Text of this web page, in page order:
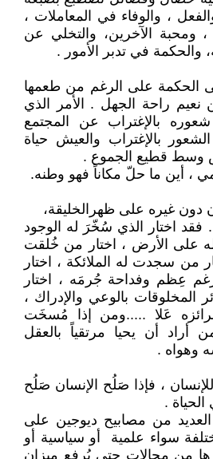
، والوفاء في المعاملات ،
، ومحبة الآخرين، والتخلي عن
والحكمة في تدبر الأمور .
الحكمة على الرغم من طعمها
نعيم راحة الجهل . الأمر الذي
بالإغتراب عن المجتمع
بالإغتراب والعيش حياة
وسط قطيع الجموع .
، أين ما حلّ مكاناً فهو وطنه.
دون غيره على ظهرالخليقة،
. فقد اختار الذي سُخّرَ له الوجود
على الأرض ، اختار من خُلقت
من سجدت له الملائكة ، اختار
عِظم وفداحة جُرمَه ، اختار
المخلوقات بالوعي والإدراك ،
عَلا .....ومن إذا مُسخَت
أراد أن يحيا مرتقياً بالعقل
وهواه .
، فإذا صَلُح الإنسان صَلُح
.
من مصابيح ديوجين على
سواء علمية أو سياسية أو
من مجالات حتى يُرفع ميزان